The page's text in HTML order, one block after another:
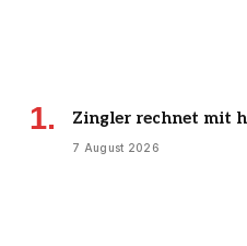
Zingler rechnet mit
7 August 2026